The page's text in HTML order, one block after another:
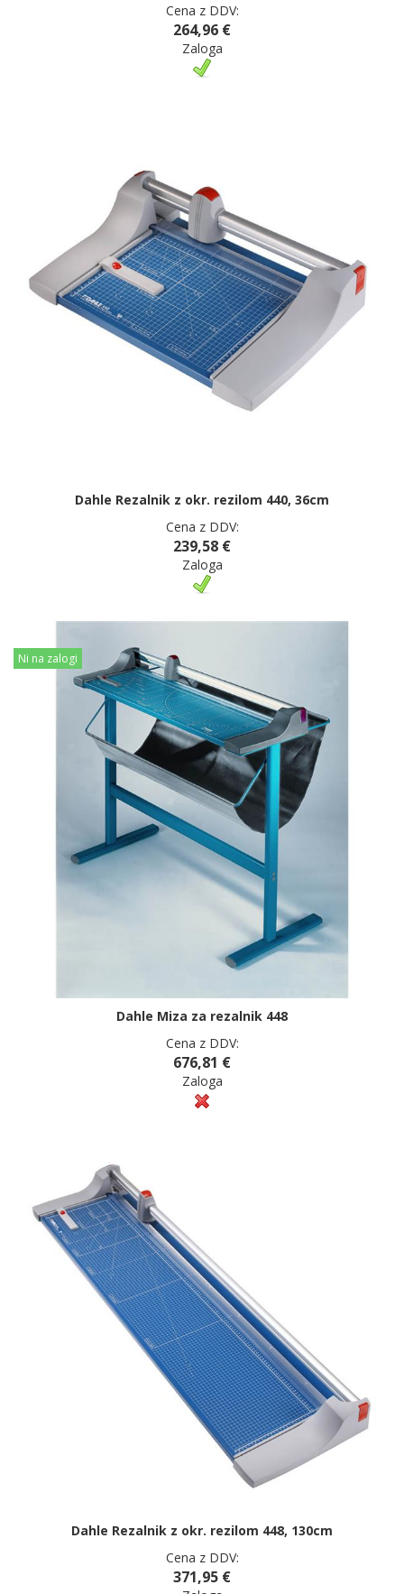
Cena z DDV:
264,96 €
Zaloga
Dahle Rezalnik z okr. rezilom 440, 36cm
Cena z DDV:
239,58 €
Zaloga
Ni na zalogi
Dahle Miza za rezalnik 448
Cena z DDV:
676,81 €
Zaloga
Dahle Rezalnik z okr. rezilom 448, 130cm
Cena z DDV:
371,95 €